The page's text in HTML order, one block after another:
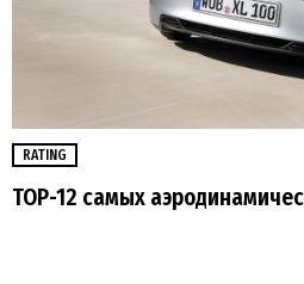
RATING
TOP-12 самых